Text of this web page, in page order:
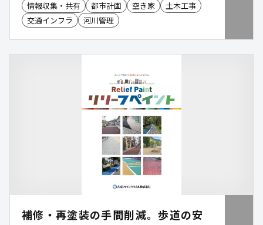
供する「iTENシリーズ」は、現場踏査や点検業務を
デジタル化し、現場から報告書作成までを一気通貫
情報収集・共有 都市計画 空き家
土木工事
交通インフラ
河川管理
補修・再塗装の手間削減。歩道の安